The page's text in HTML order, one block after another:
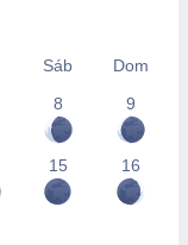
Sáb
Dom
8
9
15 16